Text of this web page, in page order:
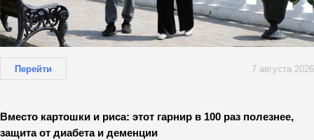
Перейти 7 августа 2026
Вместо картошки и риса: этот гарнир в 100 раз полезнее,
защита от диабета и деменции